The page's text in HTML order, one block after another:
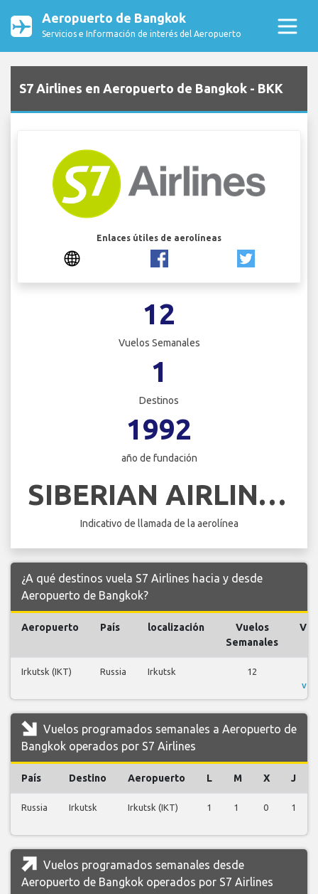
Aeropuerto de Bangkok
Servicios e Información de interés del Aeropuerto
S7 Airlines en Aeropuerto de Bangkok - BKK
Enlaces útiles de aerolíneas
12
Vuelos Semanales
1
Destinos
1992
año de fundación
SIBERIAN AIRLINES
Indicativo de llamada de la aerolínea
¿A qué destinos vuela S7 Airlines hacia y desde
Aeropuerto de Bangkok?
Aeropuerto País localización
Vuelos
Semanales
Irkutsk (IKT) Russia Irkutsk 12
Vuelos programados semanales a Aeropuerto de
Bangkok operados por S7 Airlines
País Destino Aeropuerto L M X J
Russia Irkutsk Irkutsk (IKT) 1 1 0 1
Vuelos programados semanales desde
Aeropuerto de Bangkok operados por S7 Airlines